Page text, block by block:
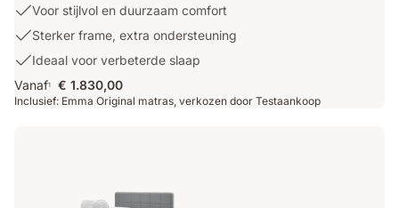
Voor
stijlvol
en
duurzaam
comfort
Voor stijlvol en duurzaam comfort
Sterker
frame,
extra
ondersteuning
Sterker frame, extra ondersteuning
Ideaal
voor
verbeterde
Ideaal voor verbeterde slaap
Vanaf1 € 1.830,00
Inclusief: Emma Original matras, verkozen door Testaankoop